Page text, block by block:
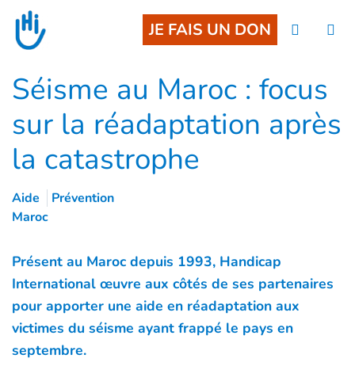
Goto main content
JE FAIS UN DON
Séisme au Maroc : focus
sur la réadaptation après
la catastrophe
Aide
Prévention
Maroc
Présent au Maroc depuis 1993, Handicap
International œuvre aux côtés de ses partenaires
pour apporter une aide en réadaptation aux
victimes du séisme ayant frappé le pays en
septembre.